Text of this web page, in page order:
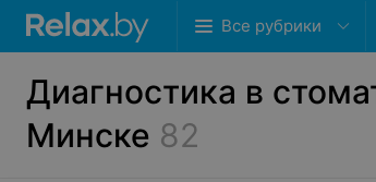
Все рубрики
Диагностика в
Минске 82